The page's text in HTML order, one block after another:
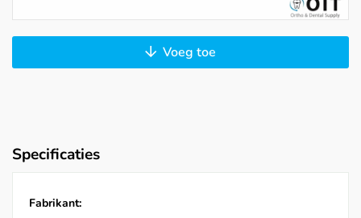
Voeg toe
Specificaties
Fabrikant: